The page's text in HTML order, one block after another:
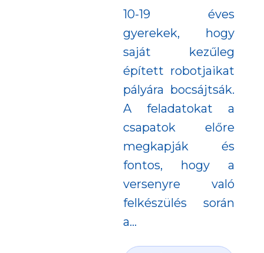
10-19 éves
gyerekek, hogy
saját kezűleg
épített robotjaikat
pályára bocsájtsák.
A feladatokat a
csapatok előre
megkapják és
fontos, hogy a
versenyre való
felkészülés során
a...